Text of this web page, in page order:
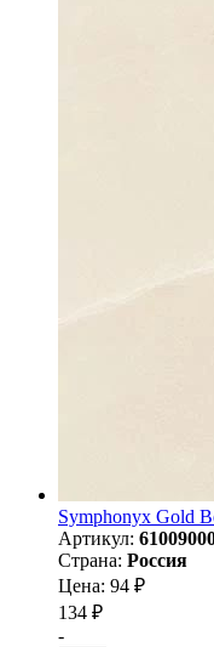
Symphonyx Gold
Артикул:
Страна: Россия
Цена: 94 ₽
134 ₽
-